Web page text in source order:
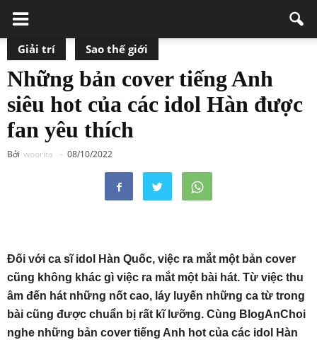
Giải trí Sao thế giới
Những bản cover tiếng Anh
siêu hot của các idol Hàn được
fan yêu thích
Bởi woorita - 08/10/2022
Đối với ca sĩ idol Hàn Quốc, việc ra mắt một bản cover
cũng không khác gì việc ra mắt một bài hát. Từ việc thu
âm đến hát những nốt cao, láy luyến những ca từ trong
bài cũng được chuẩn bị rất kĩ lưỡng. Cùng BlogAnChoi
nghe những bản cover tiếng Anh hot của các idol Hàn